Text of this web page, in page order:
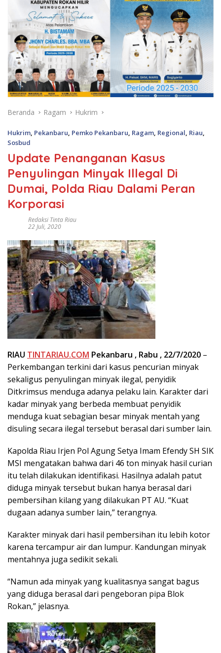
Beranda Ragam Hukrim
Hukrim Pekanbaru Pemko Pekanbaru Ragam Regional Riau
Sosbud
Update Penanganan Kasus
Penyulingan Minyak Illegal Di
Dumai, Polda Riau Dalami Peran
Korporasi
Redaksi Tinta Riau
22 Juli, 2020
RIAU TINTARIAU.COM Pekanbaru , Rabu , 22/7/2020 –
Perkembangan terkini dari kasus pencurian minyak
sekaligus penyulingan minyak ilegal, penyidik
Ditkrimsus menduga adanya pelaku lain. Karakter dari
kadar minyak yang berbeda membuat penyidik
menduga kuat sebagian besar minyak mentah yang
disuling secara ilegal tersebut berasal dari sumber lain.
Kapolda Riau Irjen Pol Agung Setya Imam Efendy SH SIK
MSI mengatakan bahwa dari 46 ton minyak hasil curian
itu telah dilakukan identifikasi. Hasilnya adalah patut
diduga minyak tersebut bukan hanya berasal dari
pembersihan kilang yang dilakukan PT AU. “Kuat
dugaan adanya sumber lain,” terangnya.
Karakter minyak dari hasil pembersihan itu lebih kotor
karena tercampur air dan lumpur. Kandungan minyak
mentahnya juga sedikit sekali.
“Namun ada minyak yang kualitasnya sangat bagus
yang diduga berasal dari pengeboran pipa Blok
Rokan,” jelasnya.